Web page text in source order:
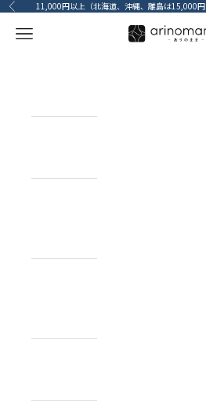
コンテンツへスキップ
前へ 11,000円以上（北海道、沖縄、離島は15,000
メニューを開く